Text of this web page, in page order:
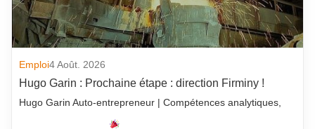
Emploi4 Août. 2026
Hugo Garin : Prochaine étape : direction Firminy !
Hugo Garin Auto-entrepreneur | Compétences analytiques,